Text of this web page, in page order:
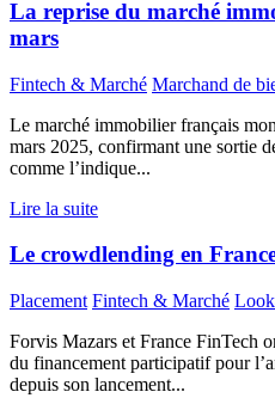
La reprise du marché
mars
Fintech & Marché Marchand de
Le marché immobilier français
mars 2025, confirmant une sortie
comme l’indique...
Lire la suite
Le crowdlending en
Placement Fintech & Marché
Forvis Mazars et France FinTech
du financement participatif pour
depuis son lancement...